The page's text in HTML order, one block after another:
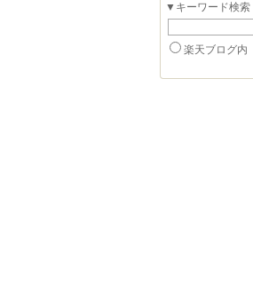
▼キーワード検索
楽天ブログ内